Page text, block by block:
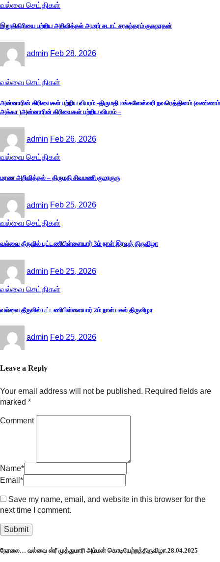
வல்வை செய்திகள்
இறுதிகிரியை பற்றிய அறிவித்தல் அமரர் சடாட் சரசுந்தரம் குகநாதன்
admin Feb 28, 2026
வல்வை செய்திகள்
அன்னாரின் கிரியைகள் பற்றிய விபரம் -திருமதி மங்களேஸ்வரி நவரெத்தினம் (வண்ணம்
அக்கா )அன்னாரின் கிரியைகள் பற்றிய விபரம் –
admin Feb 26, 2026
வல்வை செய்திகள்
மரண அறிவித்தல் – திருமதி சிவமணி குமரகுரு
admin Feb 25, 2026
வல்வை செய்திகள்
வல்வை தீருவில் புட்டணிபிள்ளையார் 3ம் நாள் இரவுத் திருவிழா
admin Feb 25, 2026
வல்வை செய்திகள்
வல்வை தீருவில் புட்டணிபிள்ளையார் 2ம் நாள் பகல் திருவிழா
admin Feb 25, 2026
Leave a Reply
Your email address will not be published. Required fields are
marked *
Comment
Name*
Email *
Save my name, email, and website in this browser for the
next time I comment.
நேரலை… வல்வை ஸ்ரீ முத்துமாரி அம்மன் கொடியேற்றத்திருவிழா.28.04.2025